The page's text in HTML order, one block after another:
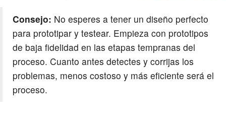
Consejo: No esperes a tener un diseño perfecto
para prototipar y testear. Empieza con prototipos
de baja fidelidad en las etapas tempranas del
proceso. Cuanto antes detectes y corrijas los
problemas, menos costoso y más eficiente será el
proceso.